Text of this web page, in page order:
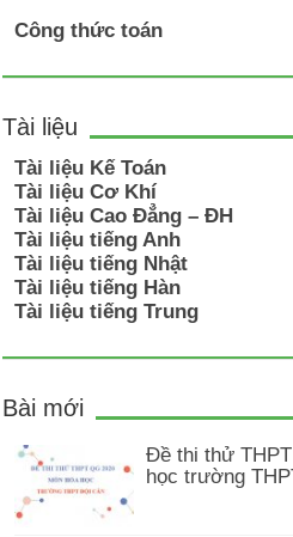
Công thức toán
Tài liệu
Tài liệu Kế Toán
Tài liệu Cơ Khí
Tài liệu Cao Đẳng – ĐH
Tài liệu tiếng Anh
Tài liệu tiếng Nhật
Tài liệu tiếng Hàn
Tài liệu tiếng Trung
Bài mới
Đề thi thử
học trường